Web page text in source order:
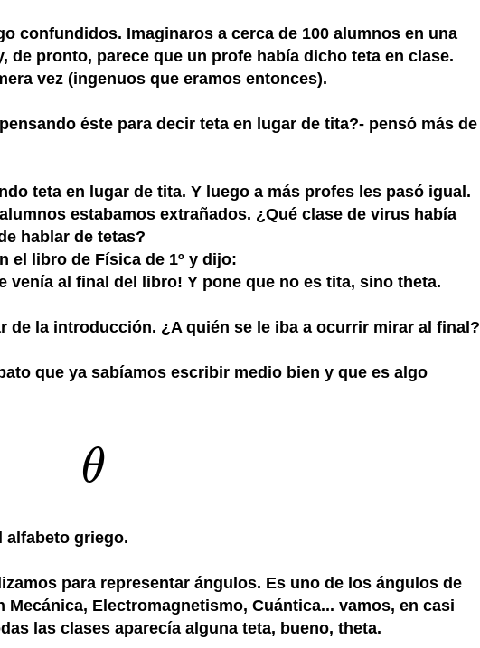
confundidos. Imaginaros a cerca de 100 alumnos en una
de pronto, parece que un profe había dicho teta en clase.
vez (ingenuos que eramos entonces).
éste para decir teta en lugar de tita?- pensó más de
teta en lugar de tita. Y luego a más profes les pasó igual.
estabamos extrañados. ¿Qué clase de virus había
hablar de tetas?
el libro de Física de 1º y dijo:
venía al final del libro! Y pone que no es tita, sino theta.
de la introducción. ¿A quién se le iba a ocurrir mirar al final?
que ya sabíamos escribir medio bien y que es algo
θ
θ
alfabeto griego.
para representar ángulos. Es uno de los ángulos de
Electromagnetismo, Cuántica... vamos, en casi
las clases aparecía alguna teta, bueno, theta.